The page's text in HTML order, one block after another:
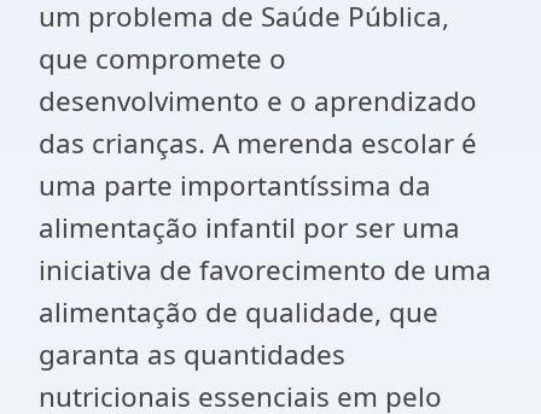
um problema de Saúde Pública,
que compromete o
desenvolvimento e o aprendizado
das crianças. A merenda escolar é
uma parte importantíssima da
alimentação infantil por ser uma
iniciativa de favorecimento de uma
alimentação de qualidade, que
garanta as quantidades
nutricionais essenciais em pelo